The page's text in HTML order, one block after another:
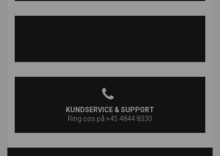
KUNDSERVICE & SUPPORT
Ring oss på +45 4844 8330